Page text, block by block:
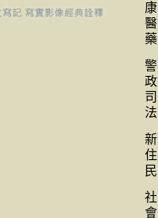
康
醫
藥
警
政
司
法
新
住
民
社
會